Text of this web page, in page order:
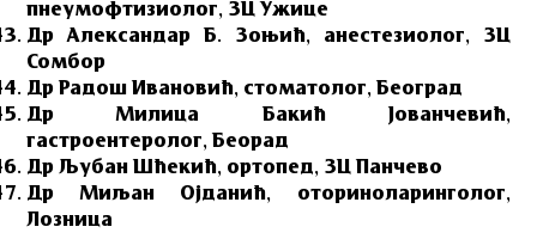
пнеумофтизиолог, ЗЦ Ужице
Др Александар Б. Зоњић, анестезиолог, ЗЦ
Сомбор
Др Радош Ивановић, стоматолог, Београд
Др Милица Бакић Јованчевић,
гастроентеролог, Беорад
Др Љубан Шћекић, ортопед, ЗЦ Панчево
Др Миљан Ојданић, оториноларинголог,
Лозница